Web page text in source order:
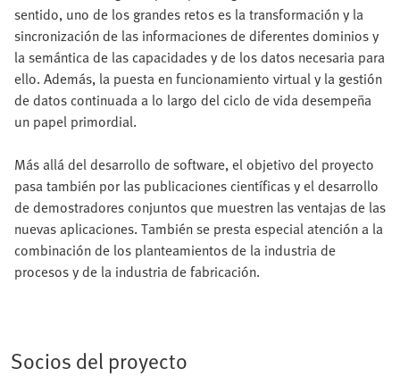
sentido, uno de los grandes retos es la transformación y la
sincronización de las informaciones de diferentes dominios y
la semántica de las capacidades y de los datos necesaria para
ello. Además, la puesta en funcionamiento virtual y la gestión
de datos continuada a lo largo del ciclo de vida desempeña
un papel primordial.
Más allá del desarrollo de software, el objetivo del proyecto
pasa también por las publicaciones científicas y el desarrollo
de demostradores conjuntos que muestren las ventajas de las
nuevas aplicaciones. También se presta especial atención a la
combinación de los planteamientos de la industria de
procesos y de la industria de fabricación.
Socios del proyecto